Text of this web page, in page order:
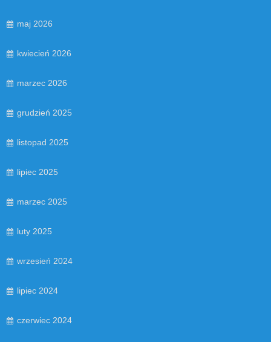
maj 2026
kwiecień 2026
marzec 2026
grudzień 2025
listopad 2025
lipiec 2025
marzec 2025
luty 2025
wrzesień 2024
lipiec 2024
czerwiec 2024